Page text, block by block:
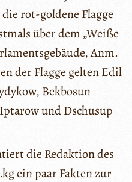
rot-goldene Flagge
über dem „Weiße
Anm.
der Flagge gelten Edil
Bekbosun
und Dschusup
die Redaktion des
ein paar Fakten zur